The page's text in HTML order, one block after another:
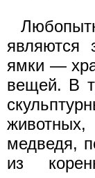
являются
ямки —
вещей. В
медведя,
из